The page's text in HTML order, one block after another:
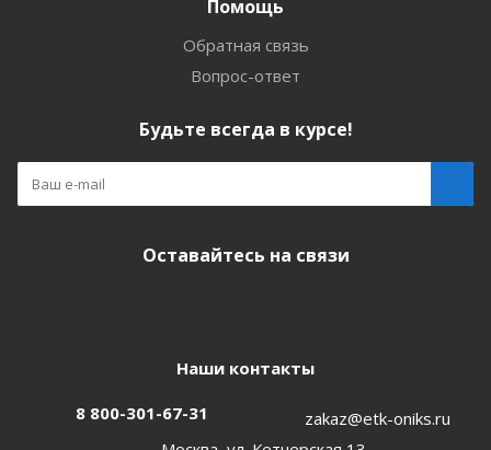
Помощь
Обратная связь
Вопрос-ответ
Будьте всегда в курсе!
Оставайтесь на связи
Наши контакты
8 800-301-67-31
zakaz@etk-oniks.ru